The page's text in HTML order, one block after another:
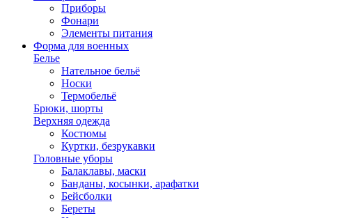
Приборы
Фонари
Элементы питания
Форма для военных
Белье
Нательное бельё
Носки
Термобельё
Брюки, шорты
Верхняя одежда
Костюмы
Куртки, безрукавки
Головные уборы
Балаклавы, маски
Банданы, косынки, арафатки
Бейсболки
Береты